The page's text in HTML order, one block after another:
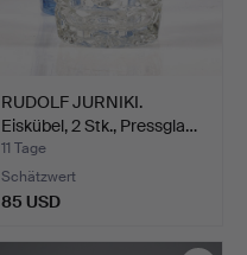
RUDOLF JURNIKI.
Eiskübel, 2 Stk., Pressgla…
11 Tage
Schätzwert
85 USD